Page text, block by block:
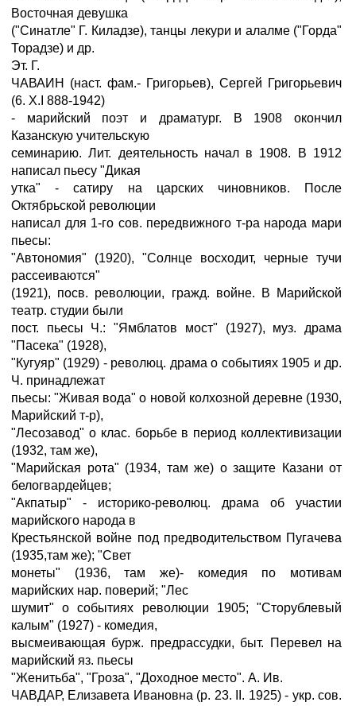
Восточная девушка
("Синатле" Г. Киладзе), танцы лекури и алалме ("Горда"
Торадзе) и др.
Эт. Г.
ЧАВАИН (наст. фам.- Григорьев), Сергей Григорьевич
(6. X.I 888-1942)
- марийский поэт и драматург. В 1908 окончил
Казанскую учительскую
семинарию. Лит. деятельность начал в 1908. В 1912
написал пьесу "Дикая
утка" - сатиру на царских чиновников. После
Октябрьской революции
написал для 1-го сов. передвижного т-ра народа мари
пьесы:
"Автономия" (1920), "Солнце восходит, черные тучи
рассеиваются"
(1921), посв. революции, гражд. войне. В Марийской
театр. студии были
пост. пьесы Ч.: "Ямблатов мост" (1927), муз. драма
"Пасека" (1928),
"Кугуяр" (1929) - революц. драма о событиях 1905 и др.
Ч. принадлежат
пьесы: "Живая вода" о новой колхозной деревне (1930,
Марийский т-р),
"Лесозавод" о клас. борьбе в период коллективизации
(1932, там же),
"Марийская рота" (1934, там же) о защите Казани от
белогвардейцев;
"Акпатыр" - историко-революц. драма об участии
марийского народа в
Крестьянской войне под предводительством Пугачева
(1935,там же); "Свет
монеты" (1936, там же)- комедия по мотивам
марийских нар. поверий; "Лес
шумит" о событиях революции 1905; "Сторублевый
калым" (1927) - комедия,
высмеивающая бурж. предрассудки, быт. Перевел на
марийский яз. пьесы
"Женитьба", "Гроза", "Доходное место". А. Ив.
ЧАВДАР, Елизавета Ивановна (р. 23. II. 1925) - укр. сов.